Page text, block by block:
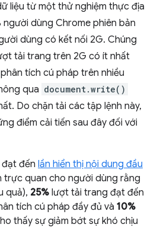
liệu từ một thử nghiệm thực địa
người dùng Chrome phiên bản
dùng có kết nối 2G. Chúng
tải trang trên 2G có ít nhất
tích cú pháp trên nhiều
qua document.write()
Do chặn tải các tập lệnh này,
điểm cải tiến sau đây đối với
đến lần hiển thị nội dung đầu
trực quan cho người dùng rằng
quả), 25% lượt tải trang đạt đến
tích cú pháp đầy đủ và 10%
thấy sự giảm bớt sự khó chịu